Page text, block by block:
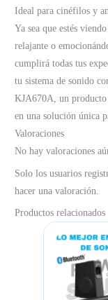
Ideal para cinéfilos y
Ya sea que estés
relajante o
cumplirá todas tus
tu sistema de sonido
KJA670A, un
en una solución única
Valoraciones
No hay valoraciones
Solo los usuarios
hacer una valoración.
Productos relacionados